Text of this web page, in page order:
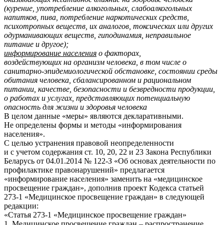
(курение, употребление алкогольных, слабоалкогольных
напитков, пива, потребление наркотических средств,
психотропных веществ, их аналогов, токсических или других
одурманивающих веществ, гиподинамия, неправильное
питание и другое);
информирование населения о факторах,
воздействующих на организм человека, в том числе о
санитарно-эпидемиологической обстановке, состоянии среды
обитания человека, сбалансированном и рациональном
питании, качестве, безопасности и безвредности продукции,
о работах и услугах, представляющих потенциальную
опасность для жизни и здоровья человека
В целом данные «меры» являются декларативными.
Не определены формы и методы «информирования
населения».
С целью устранения правовой неопределенности
и с учетом содержания ст. 10, 20, 22 и 23 Закона Республики
Беларусь от 04.01.2014 № 122-З «Об основах деятельности по
профилактике правонарушений» предлагается
«информирование населения» заменить на «медицинское
просвещение граждан», дополнив проект Кодекса статьей
273-1 «Медицинское просвещение граждан» в следующей
редакции:
«Статья 273-1 «Медицинское просвещение граждан»